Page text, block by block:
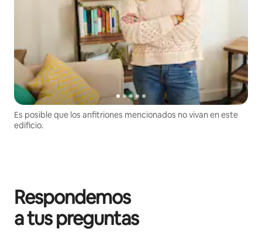
Es posible que los anfitriones mencionados no vivan en este
edificio.
Respondemos
a tus preguntas